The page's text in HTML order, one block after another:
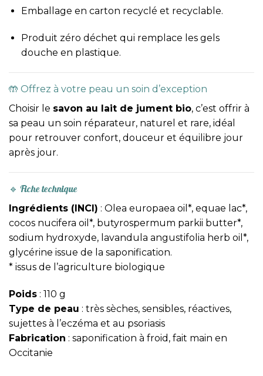
Emballage en carton recyclé et recyclable.
Produit zéro déchet qui remplace les gels
douche en plastique.
🤲 Offrez à votre peau un soin d’exception
Choisir le savon au lait de jument bio, c’est offrir à
sa peau un soin réparateur, naturel et rare, idéal
pour retrouver confort, douceur et équilibre jour
après jour.
🔹 Fiche technique
Ingrédients (INCI) : Olea europaea oil*, equae lac*,
cocos nucifera oil*, butyrospermum parkii butter*,
sodium hydroxyde, lavandula angustifolia herb oil*,
glycérine issue de la saponification.
* issus de l’agriculture biologique
Poids : 110 g
Type de peau : très sèches, sensibles, réactives,
sujettes à l’eczéma et au psoriasis
Fabrication : saponification à froid, fait main en
Occitanie